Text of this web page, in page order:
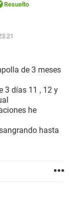
Resuelto
de 3 meses
3 días 11 , 12 y
he
hasta